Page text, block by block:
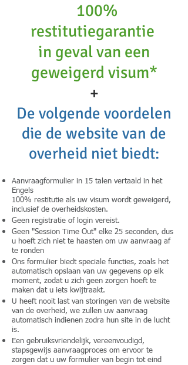
100%
restitutiegarantie
in geval van een
geweigerd visum*
+
De volgende voordelen
die de website van de
overheid niet biedt:
Aanvraagformulier in 15 talen vertaald in het
Engels
100% restitutie als uw visum wordt geweigerd,
inclusief de overheidskosten.
Geen registratie of login vereist.
Geen "Session Time Out" elke 25 seconden, dus
u hoeft zich niet te haasten om uw aanvraag af
te ronden
Ons formulier biedt speciale functies, zoals het
automatisch opslaan van uw gegevens op elk
moment, zodat u zich geen zorgen hoeft te
maken dat u iets kwijtraakt.
U heeft nooit last van storingen van de website
van de overheid, we zullen uw aanvraag
automatisch indienen zodra hun site in de lucht
is.
Een gebruiksvriendelijk, vereenvoudigd,
stapsgewijs aanvraagproces om ervoor te
zorgen dat u uw formulier van begin tot eind